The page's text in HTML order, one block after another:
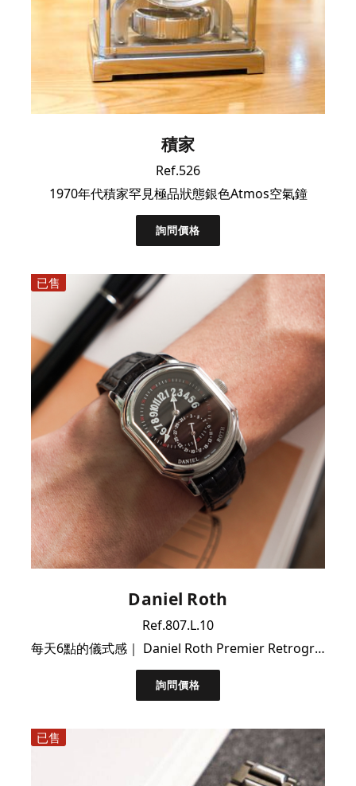
積家
Ref.526
1970年代積家罕見極品狀態銀色Atmos空氣鐘
詢問價格
已售
Daniel Roth
Ref.807.L.10
每天6點的儀式感｜ Daniel Roth Premier Retrograde逆跳大全套｜極新品相
詢問價格
已售